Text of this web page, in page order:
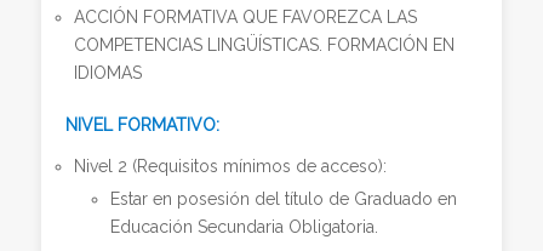
ACCIÓN FORMATIVA QUE FAVOREZCA LAS
COMPETENCIAS LINGÜÍSTICAS. FORMACIÓN EN
IDIOMAS
NIVEL FORMATIVO:
Nivel 2 (Requisitos mínimos de acceso):
Estar en posesión del título de Graduado en
Educación Secundaria Obligatoria.